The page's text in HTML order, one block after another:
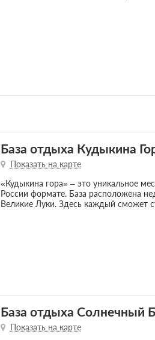
База отдыха Кудыкина
Показать на карте
«Кудыкина гора» – это уникальное
России формате. База расположена
Великие Луки. Здесь каждый сможет
База отдыха Солнечный
Показать на карте